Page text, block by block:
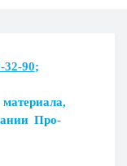
совместимость
и долговечность
и
32-90;
Про-